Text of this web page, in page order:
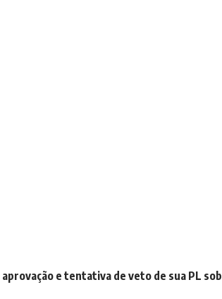
e tentativa de veto de sua PL